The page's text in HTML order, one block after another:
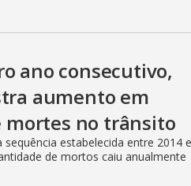
ano consecutivo,
aumento em
mortes no trânsito
sequência estabelecida entre 2014 e
de mortos caiu anualmente